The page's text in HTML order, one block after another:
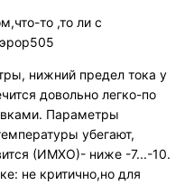
то ,то ли с
нижний предел тока у
довольно легко-по
Параметры
убегают,
(ИМХО)- ниже -7...-10.
не критично,но для